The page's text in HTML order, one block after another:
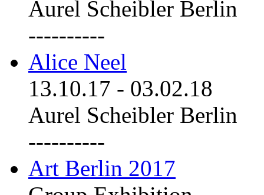
Aurel Scheibler Berlin
----------
Alice Neel
13.10.17 - 03.02.18
Aurel Scheibler Berlin
----------
Art Berlin 2017